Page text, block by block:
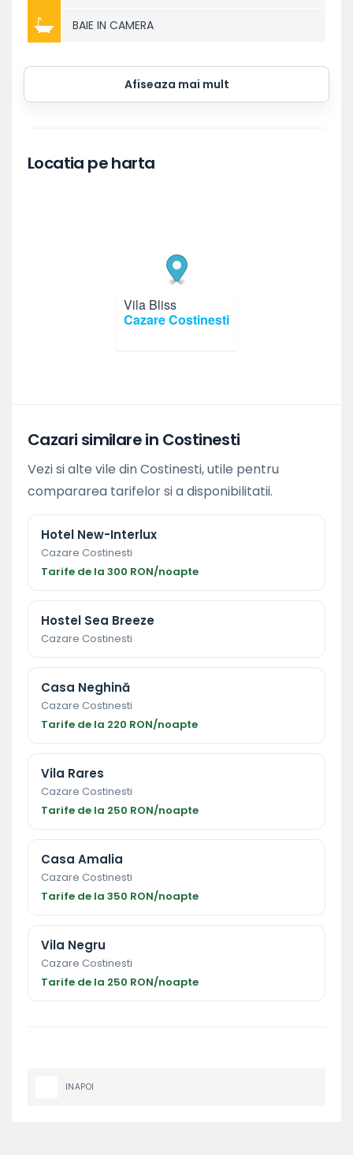
BAIE IN CAMERA
Afiseaza mai mult
Locatia pe harta
Vila Bliss
Cazare Costinesti
Cazari similare in Costinesti
Vezi si alte vile din Costinesti, utile pentru
compararea tarifelor si a disponibilitatii.
Hotel New-Interlux
Cazare Costinesti
Tarife de la 300 RON/noapte
Hostel Sea Breeze
Cazare Costinesti
Casa Neghină
Cazare Costinesti
Tarife de la 220 RON/noapte
Vila Rares
Cazare Costinesti
Tarife de la 250 RON/noapte
Casa Amalia
Cazare Costinesti
Tarife de la 350 RON/noapte
Vila Negru
Cazare Costinesti
Tarife de la 250 RON/noapte
INAPOI